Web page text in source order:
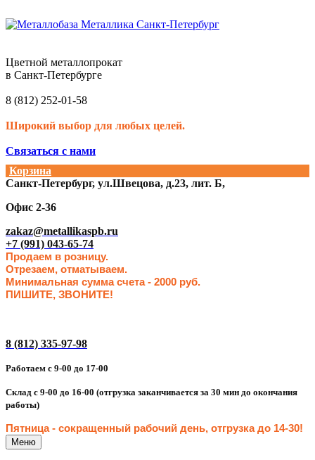
Цветной металлопрокат
в Санкт-Петербурге
8 (812) 252-01-58
Широкий выбор для любых целей.
Связаться с нами
Корзина
Санкт-Петербург, ул.Швецова, д.23, лит. Б,
Офис 2-36
zakaz@metallikaspb.ru
+7 (991) 043-65-74
Продаем в розницу.
Отрезаем, отматываем.
Минимальная сумма счета - 2000 руб.
ПИШИТЕ, ЗВОНИТЕ!
8 (812) 335-97-98
Работаем с 9-00 до 17-00
Склад с 9-00 до 16-00 (отгрузка заканчивается за 30 мин до окончания
работы)
Пятница - сокращенный рабочий день, отгрузка до 14-30!
Меню